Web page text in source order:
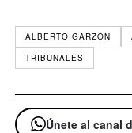
ALBERTO GARZÓN
TRIBUNALES
Únete al canal